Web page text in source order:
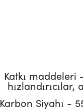
Katkı
Karbon Siyahı -